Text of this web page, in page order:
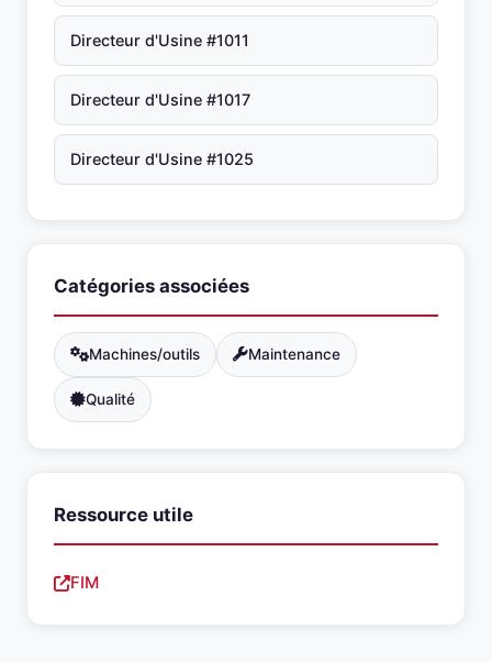
Directeur d'Usine #1011
Directeur d'Usine #1017
Directeur d'Usine #1025
Catégories associées
Machines/outils Maintenance
Qualité
Ressource utile
FIM